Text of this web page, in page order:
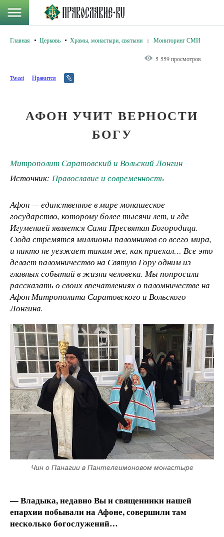
Главная Церковь Храмы, монастыри, святыни : Мониторинг СМИ
5 559 просмотров
Tweet Нравится
АФОН УЧИТ ВЕРНОСТИ
БОГУ
Митрополит Саратовский и Вольский Лонгин
Источник: Православие и современность
Афон — единственное в мире монашеское
государство, которому более тысячи лет, и где
Игуменией является Сама Пресвятая Богородица.
Сюда стремятся миллионы паломников со всего мира,
и никто не уезжает таким же, как приехал… Все это
делает паломничество на Святую Гору одним из
главных событий в жизни человека. Мы попросили
рассказать о своих впечатлениях о паломничестве на
Афон Митрополита Саратовского и Вольского
Лонгина.
Чин о Панагии в Пантелеимоновом монастыре
— Владыка, недавно Вы и священники нашей
епархии побывали на Афоне, совершили там
несколько богослужений…